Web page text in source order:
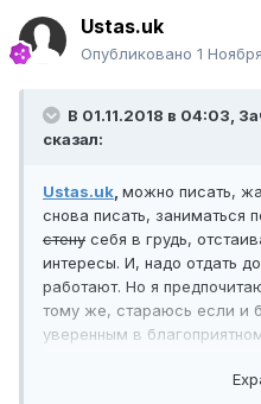
Ustas.uk
Опубликовано 1
В 01.11.2018 в 04:03,
сказал:
Ustas.uk, можно писать,
снова писать, заниматься
стену себя в грудь,
интересы. И, надо отдать
работают. Но я
тому же, стараюсь если и
уверенным в
отделения Нацбанка,